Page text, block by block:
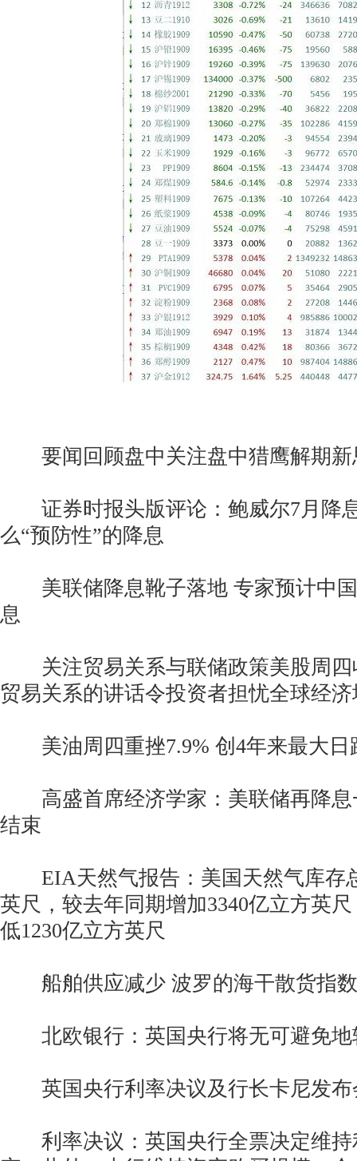
要闻回顾盘中关注盘中猎鹰解期新
证券时报头版评论：鲍威尔7月降
么“预防性”的降息
美联储降息靴子落地 专家预计中国
息
关注贸易关系与联储政策美股周四
贸易关系的讲话令投资者担忧全球经
美油周四重挫7.9% 创4年来最大日
高盛首席经济学家：美联储再降息
结束
EIA天然气报告：美国天然气库存
英尺，较去年同期增加3340亿立方英
低1230亿立方英尺
船舶供应减少 波罗的海干散货指数
北欧银行：英国央行将无可避免地
英国央行利率决议及行长卡尼发布
利率决议：英国央行全票决定维持